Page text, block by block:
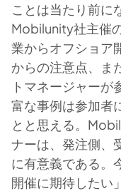
ことは当たり前に
Mobilunity社主催
業からオフショア
からの注意点、ま
トマネージャーが
富な事例は参加者
とと思える。
ナーは、発注側、
に有意義である。
開催に期待したい